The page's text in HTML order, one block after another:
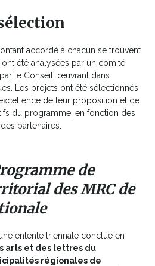
nouvelle
fenêtre
accordé à chacun se trouvent
été analysées par un comité
le Conseil, œuvrant dans
Les projets ont été sélectionnés
de leur proposition et de
du programme, en fonction des
partenaires.
de
des MRC de
entente triennale conclue en
arts et des lettres du
régionales de